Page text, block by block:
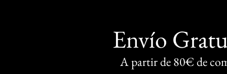
Envío
A partir de 80€ de